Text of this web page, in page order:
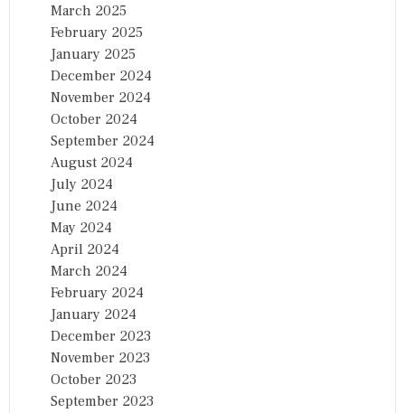
March 2025
February 2025
January 2025
December 2024
November 2024
October 2024
September 2024
August 2024
July 2024
June 2024
May 2024
April 2024
March 2024
February 2024
January 2024
December 2023
November 2023
October 2023
September 2023